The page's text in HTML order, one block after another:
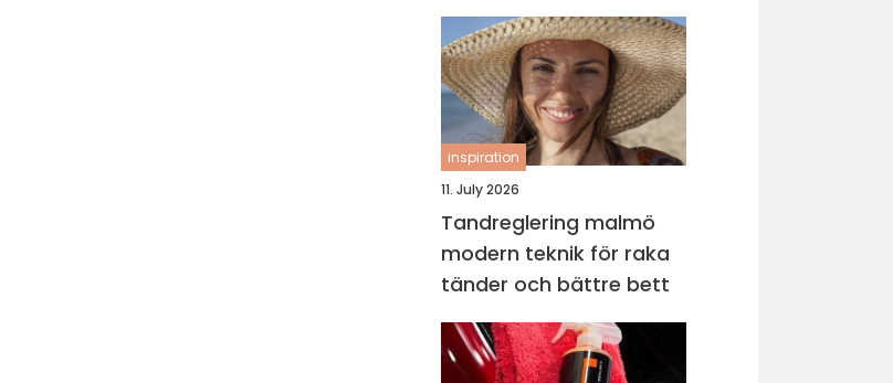
inspiration
11. July 2026
Tandreglering malmö
modern teknik för raka
tänder och bättre bett